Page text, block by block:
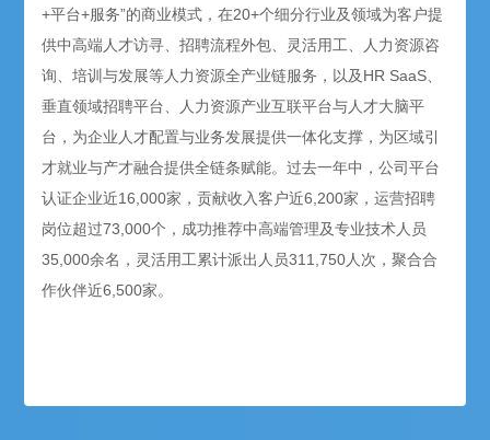
+平台+服务”的商业模式，在20+个细分行业及领域为客户提
供中高端人才访寻、招聘流程外包、灵活用工、人力资源咨
询、培训与发展等人力资源全产业链服务，以及HR SaaS、
垂直领域招聘平台、人力资源产业互联平台与人才大脑平
台，为企业人才配置与业务发展提供一体化支撑，为区域引
才就业与产才融合提供全链条赋能。过去一年中，公司平台
认证企业近16,000家，贡献收入客户近6,200家，运营招聘
岗位超过73,000个，成功推荐中高端管理及专业技术人员
35,000余名，灵活用工累计派出人员311,750人次，聚合合
作伙伴近6,500家。